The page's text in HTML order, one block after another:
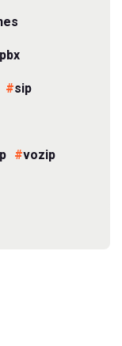
pbx
sip
vozip